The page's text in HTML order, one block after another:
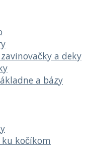
a deky
a bázy
ku kočíkom